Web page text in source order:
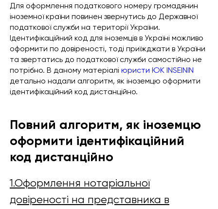
Для оформлення податкового номеру громадянин
іноземної країни повинен звернутись до Державної
податкової служби на території України.
Ідентифікаційний код для іноземців в Україні можливо
оформити по довіреності, тоді приїжджати в України
та звертатись до податкової служби самостійно не
потрібно. В даному матеріалі юристи ЮК INSEININ
детально надали алгоритм, як іноземцю оформити
ідентифікаційний код дистанційно.
Повний алгоритм, як іноземцю
оформити ідентифікаційний
код дистанційно
1.Оформлення нотаріальної
довіреності на представника в